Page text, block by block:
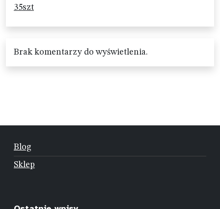
35szt
Brak komentarzy do wyświetlenia.
Blog
Sklep